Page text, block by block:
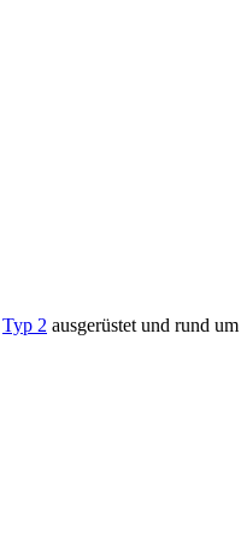
Typ 2 ausgerüstet und rund